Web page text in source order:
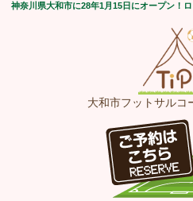
神奈川県大和市に28年1月15日にオープン！
大和市フットサルコ